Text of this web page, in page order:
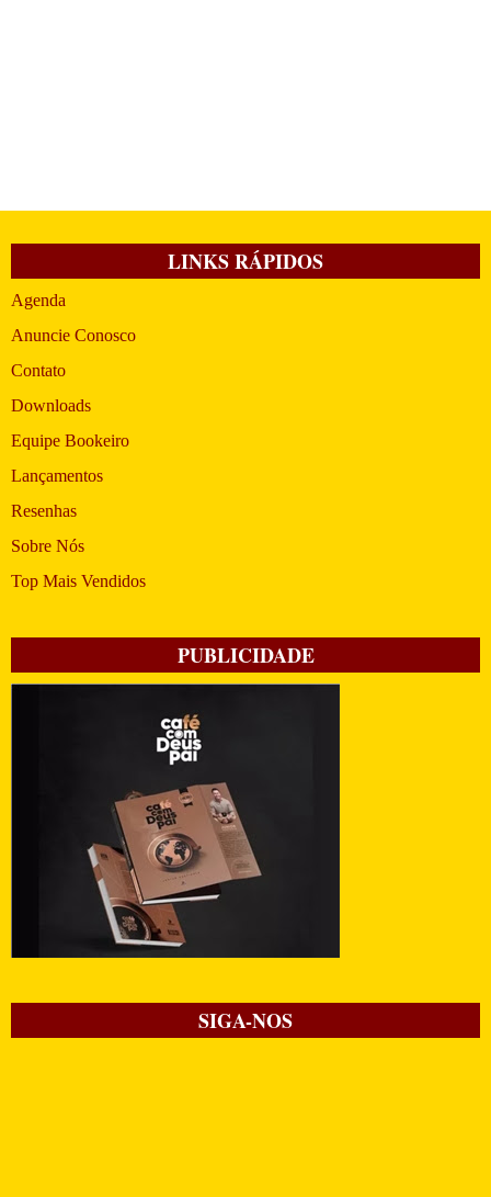
LINKS RÁPIDOS
Agenda
Anuncie Conosco
Contato
Downloads
Equipe Bookeiro
Lançamentos
Resenhas
Sobre Nós
Top Mais Vendidos
PUBLICIDADE
SIGA-NOS